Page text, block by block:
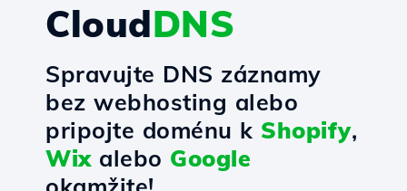
CloudDNS
Spravujte DNS záznamy
bez webhosting alebo
pripojte doménu k Shopify,
Wixalebo Google